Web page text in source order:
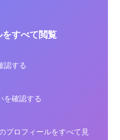
すべて閲覧
認する
を確認する
プロフィールをすべて見